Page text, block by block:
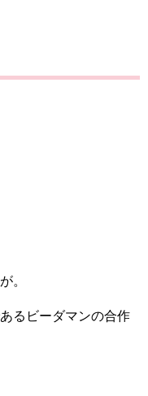
。
るビーダマンの合作